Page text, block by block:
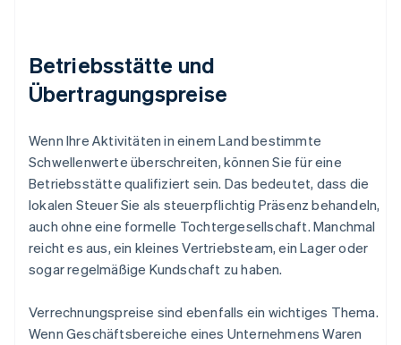
Betriebsstätte und
Übertragungspreise
Wenn Ihre Aktivitäten in einem Land bestimmte
Schwellenwerte überschreiten, können Sie für eine
Betriebsstätte qualifiziert sein. Das bedeutet, dass die
lokalen Steuer Sie als steuerpflichtig Präsenz behandeln,
auch ohne eine formelle Tochtergesellschaft. Manchmal
reicht es aus, ein kleines Vertriebsteam, ein Lager oder
sogar regelmäßige Kundschaft zu haben.
Verrechnungspreise sind ebenfalls ein wichtiges Thema.
Wenn Geschäftsbereiche eines Unternehmens Waren